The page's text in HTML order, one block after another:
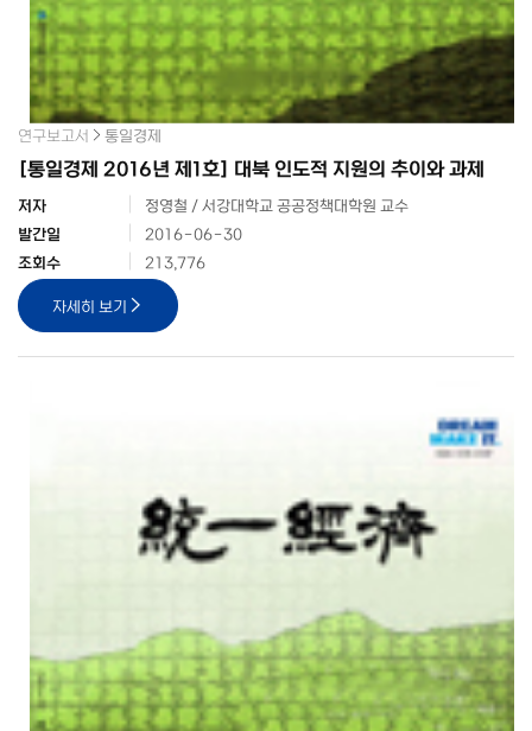
연구보고서 통일경제
[통일경제 2016년 제1호] 대북 인도적 지원의 추이와 과제
저자
정영철 / 서강대학교 공공정책대학원 교수
발간일
2016-06-30
조회수
213,776
자세히 보기